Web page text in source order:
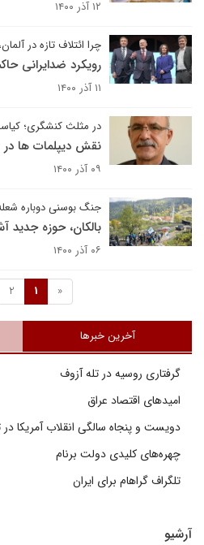
۱۲ آذر ۱۴۰۰
چرا ائتلاف تازه در
رویکرد ضدایرانی
۱۱ آذر ۱۴۰۰
در مثلث کنشگری؛
نقش دیپلمات ها در
۰۹ آذر ۱۴۰۰
جنگ بوسنی دوباره
بالکان، حوزه جدید
۰۶ آذر ۱۴۰۰
«
1
2
آخرین خبرها
گرفتاری روسیه در تله آزوف
امیدهای اقتصاد عراق
دویست و پنجاه سالگی انقلاب آمریکا در
چهره‌های کلیدی دولت برنام
تلگراف گراهام برای ایران
آرشیو